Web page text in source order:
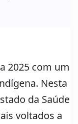
2025 com um
Nesta
da Saúde
voltados a